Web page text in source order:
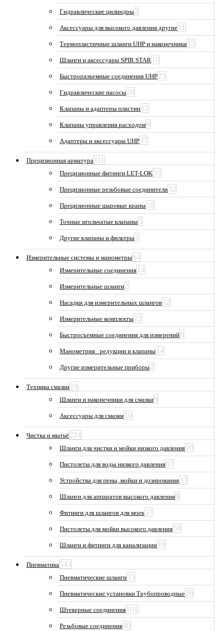
Гидравлические цилиндры2
Аксессуары для высокого давления другие 11
Термопластичные шланги UHP и наконечники 15
Шланги и аксессуары SPIR STAR 10
Быстроразъемные соединения UHP25
Гидравлические насосы20
Клапаны и адаптеры пластин 12
Клапаны управления расходом9
Адаптеры и аксессуары UHP37
Прецизионная арматура 111
Прецизионные фитинги LET-LOK55
Прецизионные резьбовые соединители32
Прецизионные шаровые краны 18
Точные игольчатые клапаны5
Другие клапаны и фильтры 1
Измерительные системы и манометры64
Измерительные соединения 14
Измерительные шланги2
Насадки для измерительных шлангов 12
Измерительные комплекты 12
Быстросъемные соединения для измерений8
Манометрия_ редукции и клапаны 14
Другие измерительные приборы2
Техника смазки 19
Шланги и наконечники для смазки9
Аксессуары для смазки 10
Чистка и мытьё224
Шланги для чистки и мойки низкого давления 10
Пистолеты для воды низкого давления67
Устройства для пены, мойки и дозирования33
Шланги для аппаратов высокого давления8
Фитинги для шлангов для моек37
Пистолеты для мойки высокого давления59
Шланги и фитинги для канализации 10
Пневматика543
Пневматические шланги35
Пневматические установки Трубопроводные26
Штекерные соединения 101
Резьбовые соединения40